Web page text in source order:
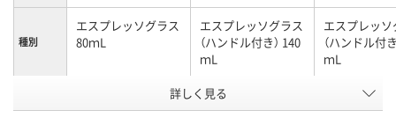
種別
エスプレッソグラス
80ｍL
エスプレッソグラス
（ハンドル付き） 140
ｍL
エスプレッ
（ハンドル付
ｍL
UK67698 UK67725
詳しく見る